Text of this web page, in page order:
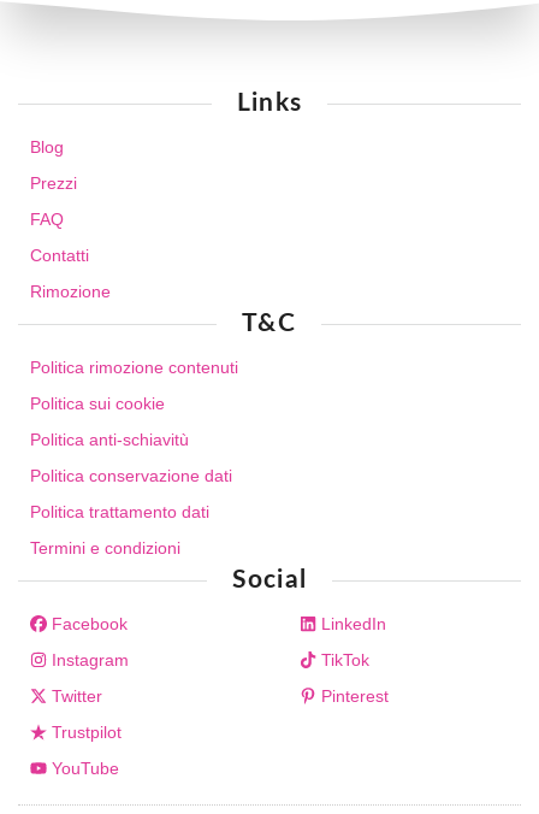
Links
Blog
Prezzi
FAQ
Contatti
Rimozione
T&C
Politica rimozione contenuti
Politica sui cookie
Politica anti-schiavitù
Politica conservazione dati
Politica trattamento dati
Termini e condizioni
Social
Facebook
Instagram
Twitter
Trustpilot
YouTube
LinkedIn
TikTok
Pinterest